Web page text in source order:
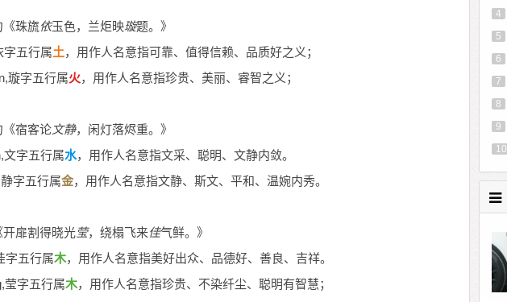
珠旒依玉色，兰炬映璇题。》
字五行属土，用作人名意指可靠、值得信赖、品质好之义；
璇字五行属火，用作人名意指珍贵、美丽、睿智之义；
宿客论文静，闲灯落烬重。》
文字五行属水，用作人名意指文采、聪明、文静内敛。
字五行属金，用作人名意指文静、斯文、平和、温婉内秀。
扉割得晓光莹，绕榻飞来佳气鲜。》
字五行属木，用作人名意指美好出众、品德好、善良、吉祥。
莹字五行属木，用作人名意指珍贵、不染纤尘、聪明有智慧；
4
5
6
7
8
9
10